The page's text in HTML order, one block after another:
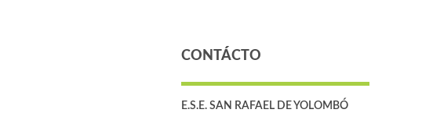
CONTÁCTO
E.S.E. SAN RAFAEL DE YOLOMBÓ